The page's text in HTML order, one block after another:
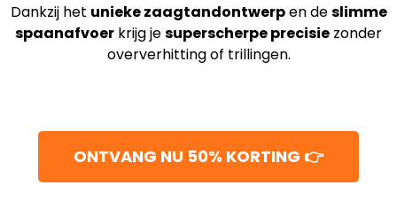
Dankzij het unieke zaagtandontwerpen deslimme
spaanafvoer krijg jesuperscherpe precisie zonder
oververhitting of trillingen.
ONTVANG NU 50% KORTING 👉